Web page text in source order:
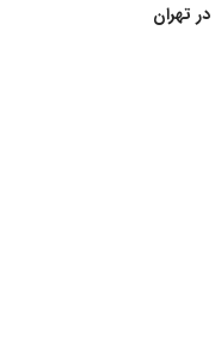
تهران